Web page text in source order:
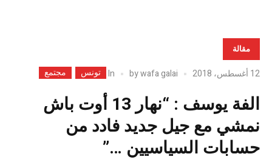
مقالة
12 أغسطس، 2018 bywafa galai
In تونس مجتمع
الفة يوسف : “نهار 13 أوت باش
نمشي مع جيل جديد فادد من
حسابات السياسيين …”